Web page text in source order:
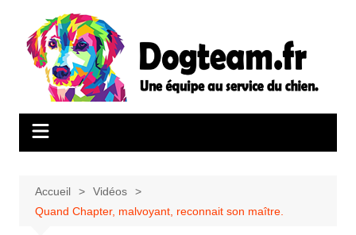
contenu
Accueil
Vidéos
Quand Chapter, malvoyant, reconnait son maître.